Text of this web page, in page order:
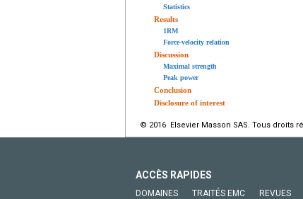
Statistics
Results
1RM
Force-velocity relation
Discussion
Maximal strength
Peak power
Conclusion
Disclosure of interest
© 2016 Elsevier Masson SAS. Tous droits
ACCÈS RAPIDES
DOMAINES TRAITÉS EMC REVUES